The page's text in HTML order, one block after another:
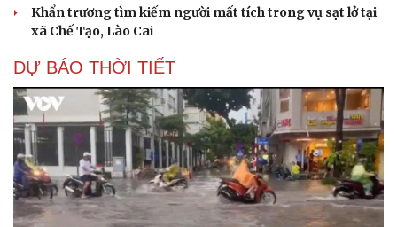
Khẩn trương tìm kiếm người mất tích trong vụ sạt lở tại
xã Chế Tạo, Lào Cai
DỰ BÁO THỜI TIẾT